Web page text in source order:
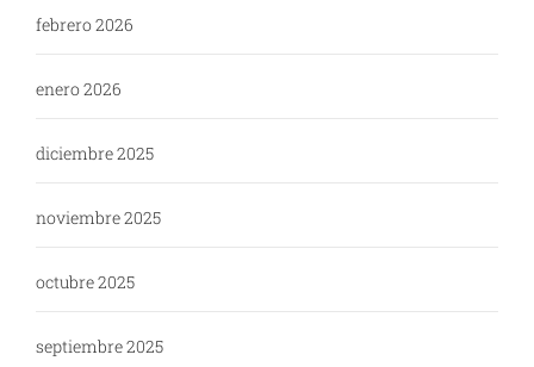
febrero 2026
enero 2026
diciembre 2025
noviembre 2025
octubre 2025
septiembre 2025